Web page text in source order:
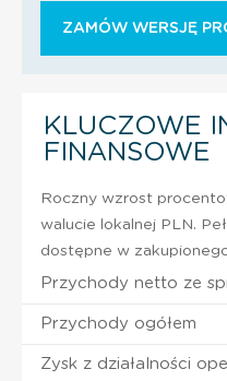
ZAMÓW WERSJĘ
KLUCZOWE
FINANSOWE
Roczny wzrost
walucie lokalnej PLN.
dostępne w
Przychody netto ze
Przychody ogółem
Zysk z działalności